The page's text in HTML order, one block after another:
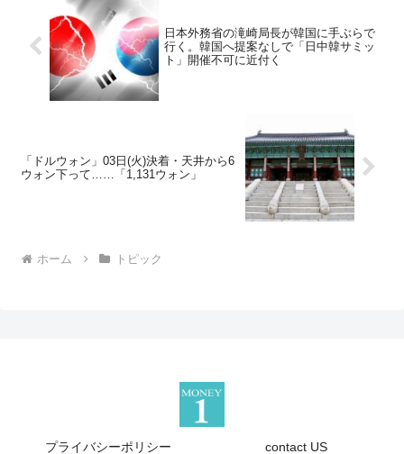
日本外務省の滝崎局長が韓国に手ぶらで
行く。韓国へ提案なしで「日中韓サミッ
ト」開催不可に近付く
「ドルウォン」03日(火)決着・天井から6
ウォン下って……「1,131ウォン」
ホーム トピック
プライバシーポリシー contact US